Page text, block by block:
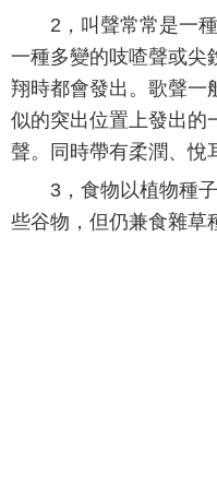
2，叫聲常常是一
一種多變的吱喳聲或尖
翔時都會發出。歌聲一
似的突出位置上發出的
聲。同時帶有柔潤、悅
3，食物以植物種
些谷物，但仍兼食雜草